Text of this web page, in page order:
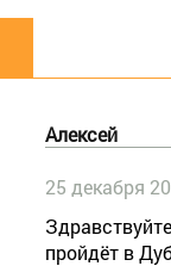
Алексей
25 декабря
пройдёт в